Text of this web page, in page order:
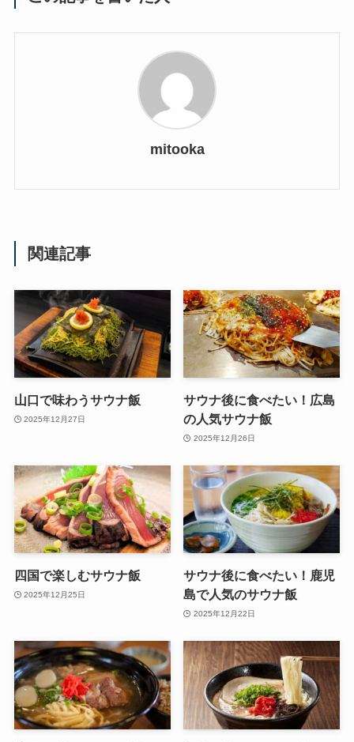
mitooka
関連記事
山口で味わうサウナ飯
2025年12月27日
サウナ後に食べたい！広島
の人気サウナ飯
2025年12月26日
四国で楽しむサウナ飯
2025年12月25日
サウナ後に食べたい！鹿児
島で人気のサウナ飯
2025年12月22日